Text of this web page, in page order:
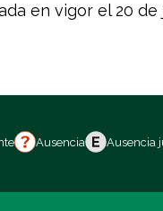
en vigor el 20 de
Ausencia Ausencia